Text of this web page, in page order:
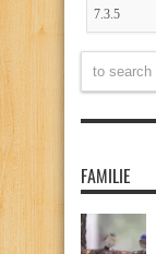
FAMILIE